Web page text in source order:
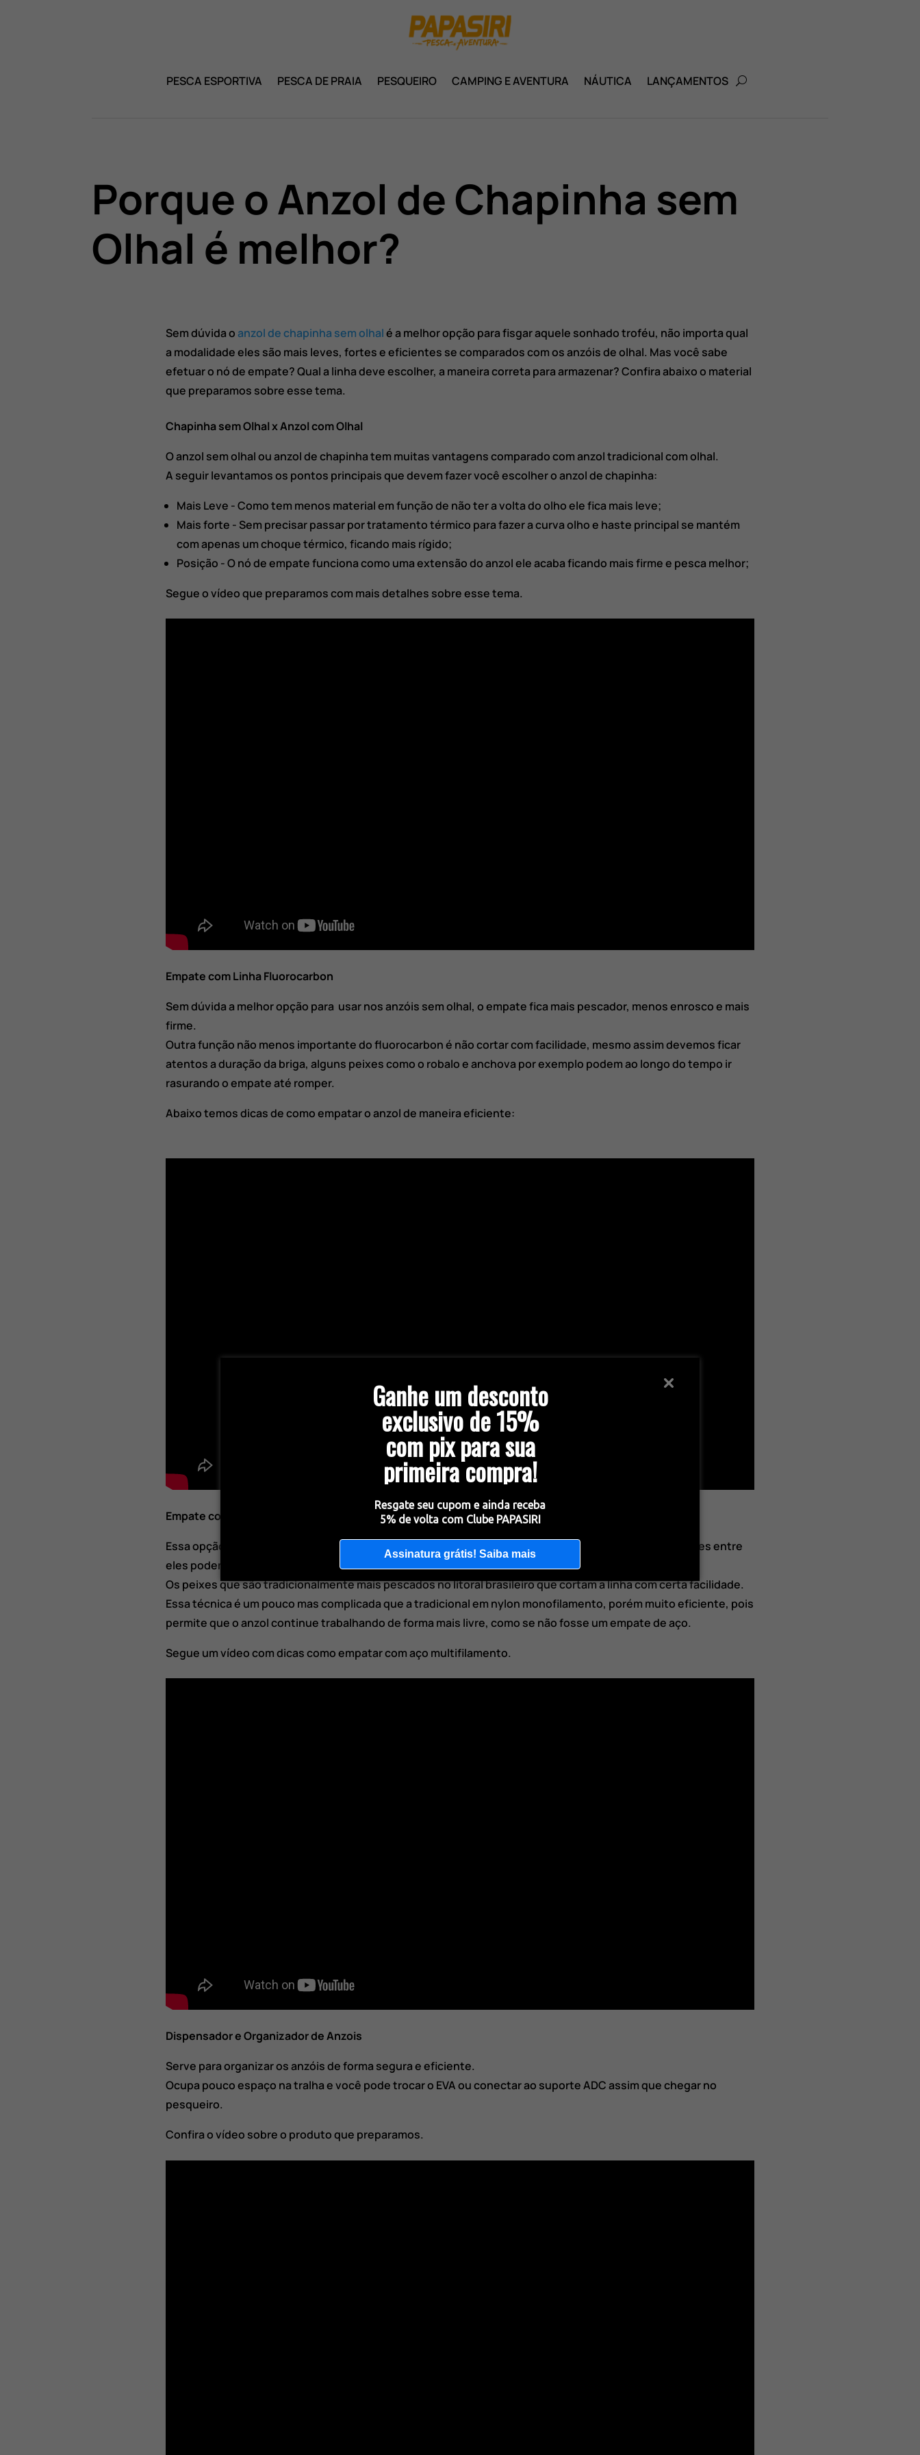
Ganhe um desconto
exclusivo de 15%
com pix para sua
primeira compra!
Resgate seu cupom e ainda receba
5% de volta com Clube PAPASIRI
Assinatura grátis! Saiba mais
PESCA ESPORTIVA PESCA DE PRAIA PESQUEIRO CAMPING E AVENTURA NÁUTICA LANÇAMENTOS
Porque o Anzol de Chapinha sem
Olhal é melhor?
Sem dúvida oanzol de chapinha sem olhalé a melhor opção para fisgar aquele sonhado troféu, não importa qual
a modalidade eles são mais leves, fortes e eficientes se comparados com os anzóis de olhal. Mas você sabe
efetuar o nó de empate? Qual a linha deve escolher, a maneira correta para armazenar? Confira abaixo o material
que preparamos sobre esse tema.
Chapinha sem Olhal x Anzol com Olhal
O anzol sem olhal ou anzol de chapinha tem muitas vantagens comparado com anzol tradicional com olhal.
A seguir levantamos os pontos principais que devem fazer você escolher o anzol de chapinha:
Mais Leve - Como tem menos material em função de não ter a volta do olho ele fica mais leve;
Mais forte - Sem precisar passar por tratamento térmico para fazer a curva olho e haste principal se mantém
com apenas um choque térmico, ficando mais rígido;
Posição - O nó de empate funciona como uma extensão do anzol ele acaba ficando mais firme e pesca melhor;
Segue o vídeo que preparamos com mais detalhes sobre esse tema.
Empate com Linha Fluorocarbon
Sem dúvida a melhor opção para usar nos anzóis sem olhal, o empate fica mais pescador, menos enrosco e mais
firme.
Outra função não menos importante do fluorocarbon é não cortar com facilidade, mesmo assim devemos ficar
atentos a duração da briga, alguns peixes como o robalo e anchova por exemplo podem ao longo do tempo ir
rasurando o empate até romper.
Abaixo temos dicas de como empatar o anzol de maneira eficiente:
Empate com Aço Multifilamento
Essa opção é muito recomendada para locais de pesca com incidência de peixes que cortam os empates entre
eles podemos destacar o baiacú e anchova.
Os peixes que são tradicionalmente mais pescados no litoral brasileiro que cortam a linha com certa facilidade.
Essa técnica é um pouco mas complicada que a tradicional em nylon monofilamento, porém muito eficiente, pois
permite que o anzol continue trabalhando de forma mais livre, como se não fosse um empate de aço.
Segue um vídeo com dicas como empatar com aço multifilamento.
Dispensador e Organizador de Anzois
Serve para organizar os anzóis de forma segura e eficiente.
Ocupa pouco espaço na tralha e você pode trocar o EVA ou conectar ao suporte ADC assim que chegar no
pesqueiro.
Confira o vídeo sobre o produto que preparamos.